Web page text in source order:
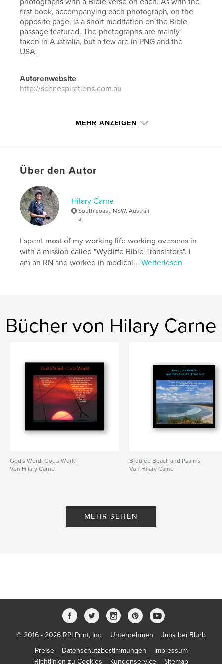
first book, accompanying each photograph, on the
opposite page, is a short meditation on the Bible
passage featured. The photographs are mainly
taken in Australia, but a few are in PNG and the
USA.
Autorenwebsite
http://scenespirations.com.au
Eigenschaften und Details
Projektoption:Standard-Querformat, 25×20 cm
Seitenanzahl:
ISBN
Softcover: 9798331191436
Veröffentlichungsdatum:
SpracheEnglish
Schlüsselwörter
thoughts , devotional , photography; ,
MEHR ANZEIGEN
Über den Autor
Hilary Carne
South coast, NSW, Australi
a
I spent most of my working life working overseas in
with a mission called "Wycliffe Bible Translators". I
am an RN and worked in medical...Weiterlesen
Bücher von Hilary Carne
God's Word, God's World
Von Hilary Carne
Broulee Beach and Psalms
Von Hilary Carne
MEHR SEHEN
© 2016 - 2026 RPI Print, Inc. Unternehmen
Jobs bei Blurb
Preise
Datenschutzbestimmungen
Impressum
Richtlinien zu Cookies
Kundenservice Sitemap